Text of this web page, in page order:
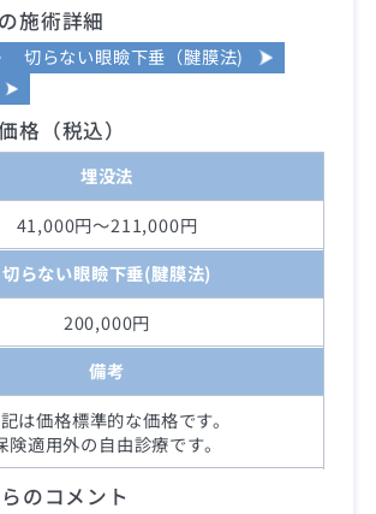
施術詳細
切らない眼瞼下垂（腱膜法)
格（税込）
埋没法
41,000円～211,000円
切らない眼瞼下垂(腱膜法)
200,000円
備考
記は価格標準的な価格です。
険適用外の自由診療です。
のコメント